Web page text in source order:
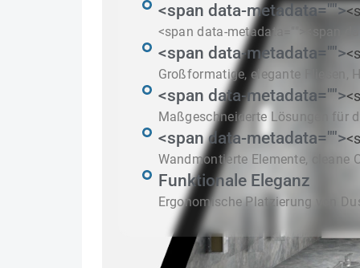
<span data-metadata="">
<span data-metadata=" "><span
<span data-metadata="">
Großformatige, elegante Fliesen,
<span data-metadata="">
Maßgeschneiderte Lösungen für
<span data-metadata="">
Wandmontierte Elemente, cleane
Funktionale Eleganz
Ergonomische Platzierung von